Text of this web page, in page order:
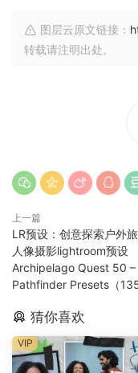
图层云原文链接：
转载请注明出处。
上一篇
LR预设：创意探索户外
人像摄影lightroom预设
Archipelago Quest 50 –
Pathfinder Presets（
猜你喜欢
VIP